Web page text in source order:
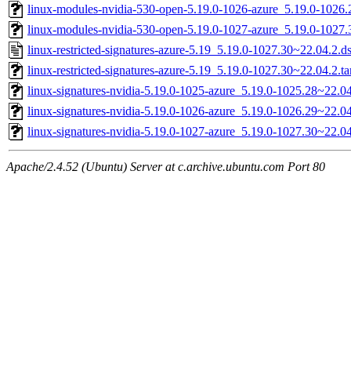
linux-modules-nvidia-530-open-5.19.0-1026-azure_5.19.0-
linux-modules-nvidia-530-open-5.19.0-1027-azure_5.19.0-
linux-restricted-signatures-azure-5.19_5.19.0-
linux-restricted-signatures-azure-5.19_5.19.0-
linux-signatures-nvidia-5.19.0-1025-azure_5.19.0-
linux-signatures-nvidia-5.19.0-1026-azure_5.19.0-
linux-signatures-nvidia-5.19.0-1027-azure_5.19.0-
Apache/2.4.52 (Ubuntu) Server at c.archive.ubuntu.com Port 80